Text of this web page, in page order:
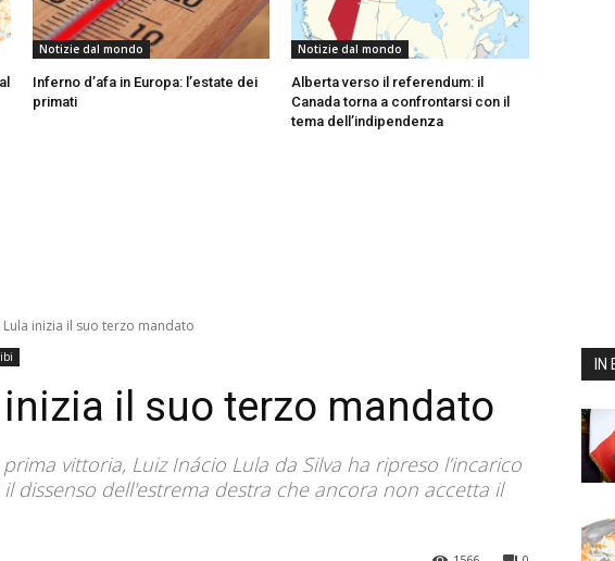
Notizie dal mondo
Inferno d’afa in Europa: l’estate dei
primati
Notizie dal mondo
Alberta verso il referendum: il
Canada torna a confrontarsi con il
tema dell’indipendenza